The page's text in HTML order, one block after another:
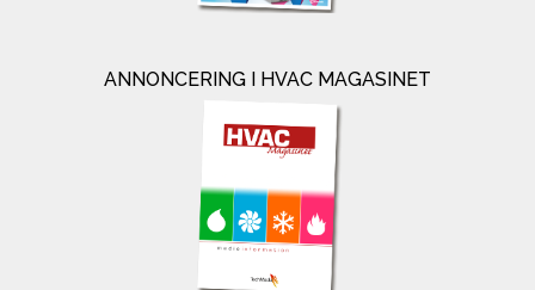
ANNONCERING I HVAC MAGASINET